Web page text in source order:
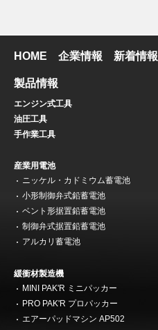
HOME 企業情報 新着情報
製品情報
エンジン式工具
油圧工具
手作業工具
産業用電池
ニッケル・カドミウム蓄電池
小形制御弁式鉛蓄電池
ベント形据置鉛蓄電池
制御弁式据置鉛蓄電池
アルカリ蓄電池
緩衝材製造機
MINI PAK'R ミニパッカー
PRO PAK'R プロパッカー
エアーパッドマシン AP502